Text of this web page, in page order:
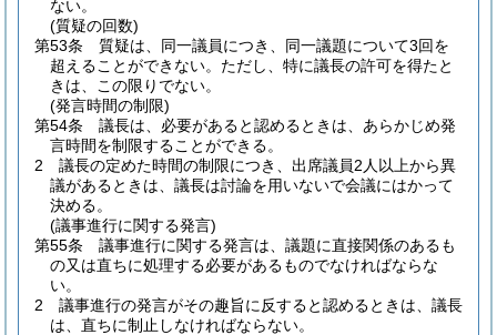
ない。
(質疑の回数)
第53条
質疑は、同一議員につき、同一議題について3回を
超えることができない。 ただし、特に議長の許可を得たと
きは、この限りでない。
(発言時間の制限)
第54条
議長は、必要があると認めるときは、あらかじめ発
言時間を制限することができる。
2
議長の定めた時間の制限につき、出席議員2人以上から異
議があるときは、議長は討論を用いないで会議にはかって
決める。
(議事進行に関する発言)
第55条
議事進行に関する発言は、議題に直接関係のあるも
の又は直ちに処理する必要があるものでなければならな
い。
2
議事進行の発言がその趣旨に反すると認めるときは、議長
は、直ちに制止しなければならない。